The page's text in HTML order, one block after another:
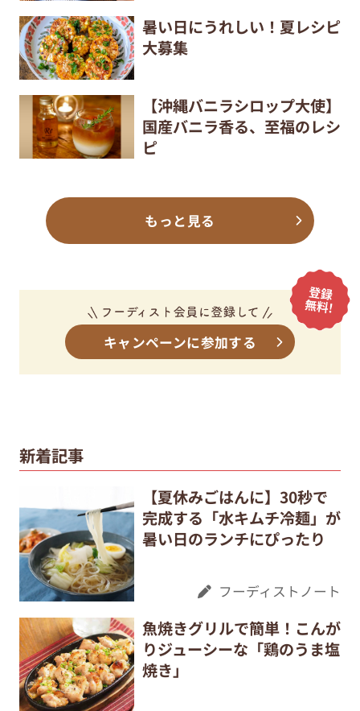
暑い日にうれしい！夏レシピ
大募集
【沖縄バニラシロップ大使】
国産バニラ香る、至福のレシ
ピ
もっと見る
キャンペーンに参加する
新着記事
【夏休みごはんに】30秒で
完成する「水キムチ冷麺」が
暑い日のランチにぴったり
フーディストノート
魚焼きグリルで簡単！こんが
りジューシーな「鶏のうま塩
焼き」